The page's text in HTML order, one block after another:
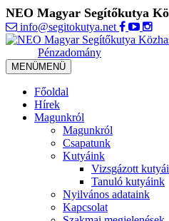
NEO Magyar Segítőkutya
info@segitokutya.net
Pénzadomány
MENÜMENÜ
Főoldal
Hírek
Magunkról
Magunkról
Csapatunk
Kutyáink
Vizsgázott
Tanuló kutyáink
Nyilvános adataink
Kapcsolat